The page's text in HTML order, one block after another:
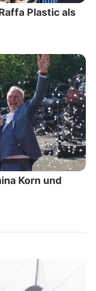
Plastic als
Korn und